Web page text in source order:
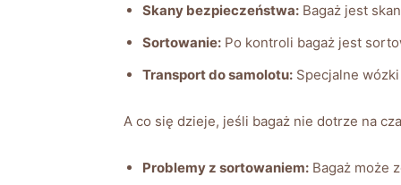
Skany ‍bezpieczeństwa: Bagaż jest
Sortowanie: Po kontroli bagaż jest⁢
Transport ⁤do ​samolotu: ⁤Specjalne⁢
A co​ się dzieje, jeśli bagaż nie dotrze na
Problemy z sortowaniem: Bagaż może